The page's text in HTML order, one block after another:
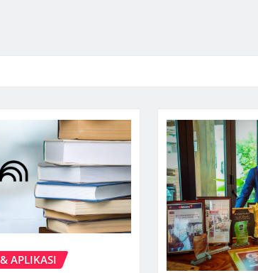
APLIKASI